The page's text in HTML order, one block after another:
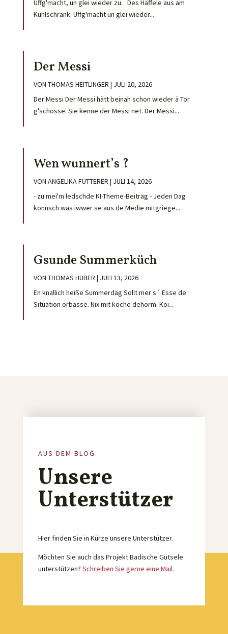
Uffg'macht, un glei wieder zu. Des Häffele aus am
Kühlschrank: Uffg'macht un glei wieder...
Der Messi
VON THOMAS HEITLINGER | JULI 20, 2026
Der Messi Der Messi hätt beinah schon wieder ä Tor
g'schosse. Sie kenne der Messi net. Der Messi...
Wen wunnert’s ?
VON ANGELIKA FUTTERER | JULI 14, 2026
- zu mei'm ledschde KI-Theme-Beitrag - Jeden Dag
konnsch was iwwer se aus de Medie mitgriege...
Gsunde Summerküch
VON THOMAS HUBER | JULI 13, 2026
En knallich heiße Summerdäg Sollt mer s´ Esse de
Situation orbasse. Nix mit koche dehorm. Koi...
AUS DEM BLOG
Unsere
Unterstützer
Hier finden Sie in Kürze unsere Unterstützer.
Möchten Sie auch das Projekt Badische Gutsele
unterstützen? Schreiben Sie gerne eine Mail.